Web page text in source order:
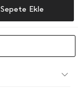
Sepete Ekle